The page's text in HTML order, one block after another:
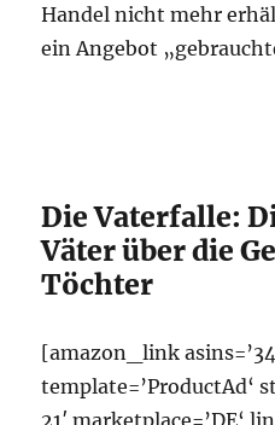
Handel nicht mehr
ein Angebot
Die Vaterfalle:
Väter über die
Töchter
[amazon_link
template=’ProductAd‘
21′ marketplace=’DE‘